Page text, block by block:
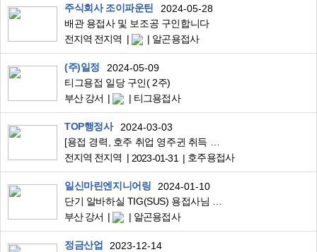
주식회사 조이파운틴
2024-05-28
배관 용접사 및 보조공 구인합니다
전지역 전지역
알곤용접사
(주)일정
2024-05-09
티그용접 일당 구인( 2주)
부산 강서
티그용접사
TOP행정사
2024-03-03
전지역 전지역
2023-01-31 호주용접사
일신마린엔지니어링
2024-01-10
부산 강서
알곤용접사
정금산업
2023-12-14